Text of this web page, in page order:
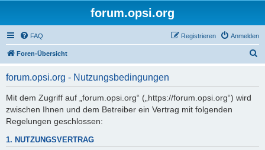
forum.opsi.org
FAQ Anmelden
Registrieren
Foren-Übersicht
forum.opsi.org - Nutzungsbedingungen
Mit dem Zugriff auf „forum.opsi.org“ („https://forum.opsi.org“) wird
zwischen Ihnen und dem Betreiber ein Vertrag mit folgenden
Regelungen geschlossen:
1. NUTZUNGSVERTRAG